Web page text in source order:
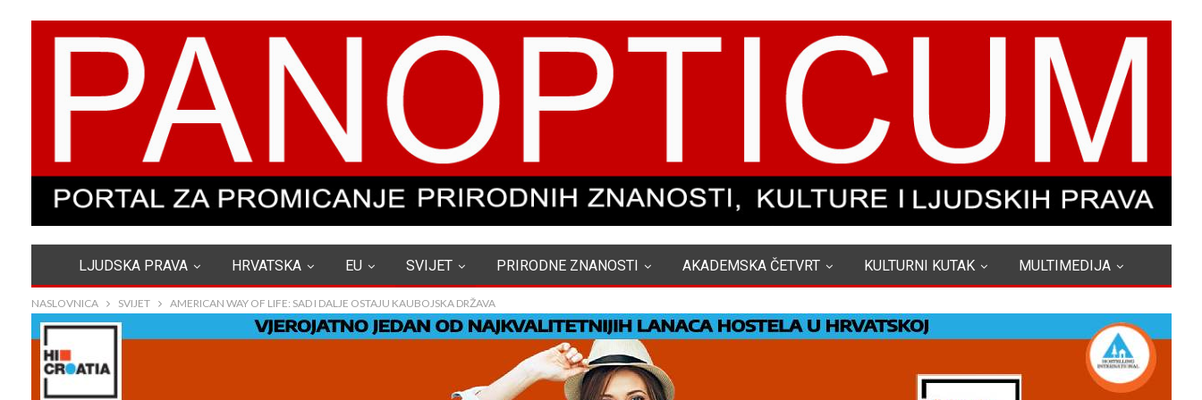
LJUDSKA PRAVA HRVATSKA EU SVIJET PRIRODNE ZNANOSTI AKADEMSKA ČETVRT KULTURNI KUTAK MULTIMEDIJA
NASLOVNICA SVIJET AMERICAN WAY OF LIFE: SAD I DALJE OSTAJU KAUBOJSKA DRŽAVA